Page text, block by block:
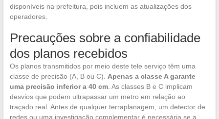
disponíveis na prefeitura, pois incluem as atualizações dos
operadores.
Precauções sobre a confiabilidade
dos planos recebidos
Os planos transmitidos por meio deste tele serviço têm uma
classe de precisão (A, B ou C). Apenas a classe A garante
uma precisão inferior a 40 cm. As classes B e C implicam
desvios que podem ultrapassar um metro em relação ao
traçado real. Antes de qualquer terraplanagem, um detector de
redes ou uma investigação complementar é necessária se a